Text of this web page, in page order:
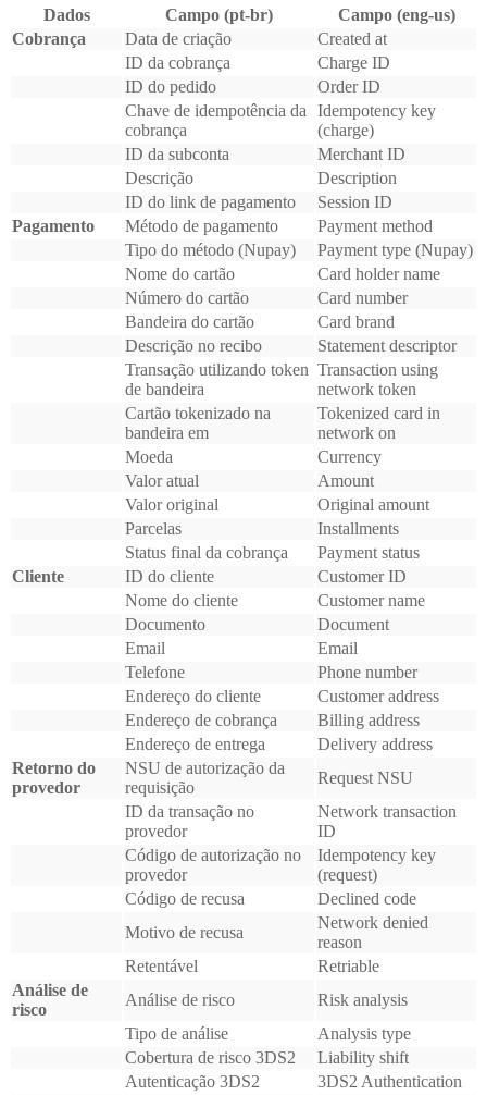
Dados Campo (pt-br)
Campo (eng-us)
Cobrança
Data de criação
Created at
ID da cobrança
Charge ID
ID do pedido
Order ID
Chave de idempotência da
cobrança
Idempotency key
(charge)
ID da subconta
Merchant ID
Descrição
Description
ID do link de pagamento
Session ID
Pagamento
Método de pagamento
Payment method
Tipo do método (Nupay)
Payment type (Nupay)
Nome do cartão
Card holder name
Número do cartão
Card number
Bandeira do cartão
Card brand
Descrição no recibo
Statement descriptor
Transação utilizando token
de bandeira
Transaction using
network token
Cartão tokenizado na
bandeira em
Tokenized card in
network on
Moeda
Currency
Valor atual
Amount
Valor original
Original amount
Parcelas
Installments
Status final da cobrança
Payment status
Cliente
ID do cliente
Customer ID
Nome do cliente
Customer name
Documento
Document
Email
Email
Telefone
Phone number
Endereço do cliente
Customer address
Endereço de cobrança
Billing address
Endereço de entrega
Delivery address
Retorno do
provedor
NSU de autorização da
requisição
Request NSU
ID da transação no
provedor
Network transaction
ID
Código de autorização no
provedor
Idempotency key
(request)
Código de recusa
Declined code
Motivo de recusa
Network denied
reason
Retentável
Retriable
Análise de
risco
Análise de risco
Risk analysis
Tipo de análise
Analysis type
Cobertura de risco 3DS2
Liability shift
Autenticação 3DS2
3DS2 Authentication